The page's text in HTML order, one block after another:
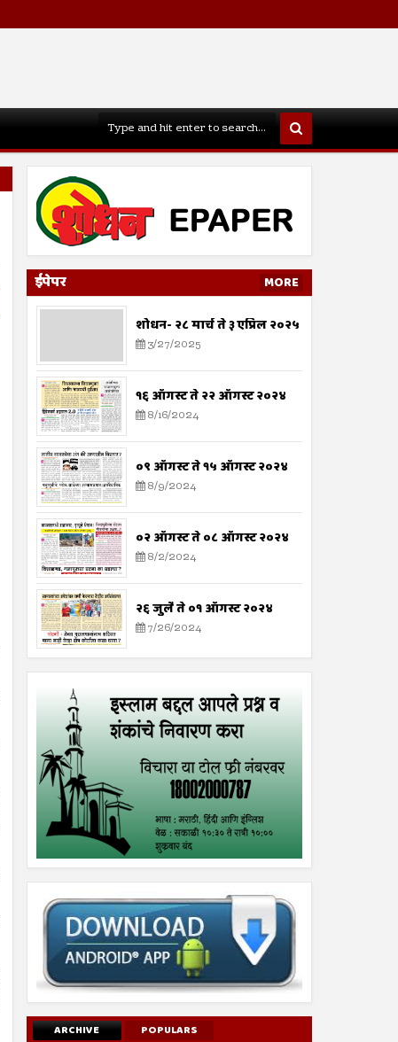
ईपेपर MORE
शोधन- २८ मार्च ते ३ एप्रिल २०२५
3/27/2025
१६ ऑगस्ट ते २२ ऑगस्ट २०२४
8/16/2024
०९ ऑगस्ट ते १५ ऑगस्ट २०२४
8/9/2024
०२ ऑगस्ट ते ०८ ऑगस्ट २०२४
8/2/2024
२६ जुलै ते ०१ ऑगस्ट २०२४
7/26/2024
ARCHIVE POPULARS